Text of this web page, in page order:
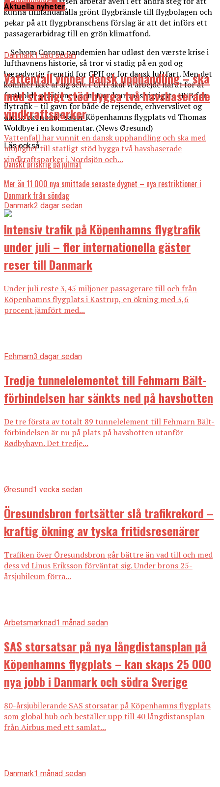
kunna tillhandahålla grönt flygbränsle till flygbolagen och
pekar på att flygpbranschens förslag är att det införs ett
passagerarbidrag till en grön klimatfond.
– Selvom Corona pandemien har udløst den værste krise i
lufthavnens historie, så tror vi stadig på en god og
bæredygtig fremtid for CPH og for dansk luftfart. Men det
kommer ikke af sig selv. I CPH skal vi arbejde hårdt for at
fastholde positionen som Nordeuropas vigtigste HUB for
flytrafik – til gavn for både de rejsende, erhvervslivet og
dansk økonomi,” säger Köpenhamns flygplats vd Thomas
Woldbye i en kommentar. (News Øresund)
Läs också:
Danskt priskrig på julmat
Mer än 11 000 nya smittade senaste dygnet – nya restriktioner i
Danmark från söndag
Aktuella nyheter
Danmark1 dag sedan
Vattenfall vinner dansk upphandling – ska
med statligt stöd bygga två havsbaserade
vindkraftsparker
Vattenfall har vunnit en dansk upphandling och ska med
möjlighet till statligt stöd bygga två havsbaserade
vindkraftsparker i Nordsjön och...
Danmark2 dagar sedan
Intensiv trafik på Köpenhamns flygtrafik
under juli – fler internationella gäster
reser till Danmark
Under juli reste 3,45 miljoner passagerare till och från
Köpenhamns flygplats i Kastrup, en ökning med 3,6
procent jämfört med...
Fehmarn3 dagar sedan
Tredje tunnelelementet till Fehmarn Bält-
förbindelsen har sänkts ned på havsbotten
De tre första av totalt 89 tunnelelement till Fehmarn Bält-
förbindelsen är nu på plats på havsbotten utanför
Rødbyhavn. Det tredje...
Øresund1 vecka sedan
Öresundsbron fortsätter slå trafikrekord –
kraftig ökning av tyska fritidsresenärer
Trafiken över Öresundsbron går bättre än vad till och med
dess vd Linus Eriksson förväntat sig. Under brons 25-
årsjubileum förra...
Arbetsmarknad1 månad sedan
SAS storsatsar på nya långdistansplan på
Köpenhamns flygplats – kan skaps 25 000
nya jobb i Danmark och södra Sverige
80-årsjubilerande SAS storsatar på Köpenhamns flygplats
som global hub och beställer upp till 40 långdistansplan
från Airbus med ett samlat...
Danmark1 månad sedan